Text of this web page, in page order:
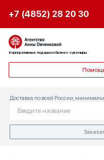
+7 (4852) 28 20 30
Корпоративные подарки и бизнес-сувениры
Доставка по всей России,